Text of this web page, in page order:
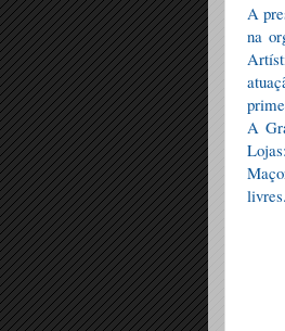
A
na
A
livres.